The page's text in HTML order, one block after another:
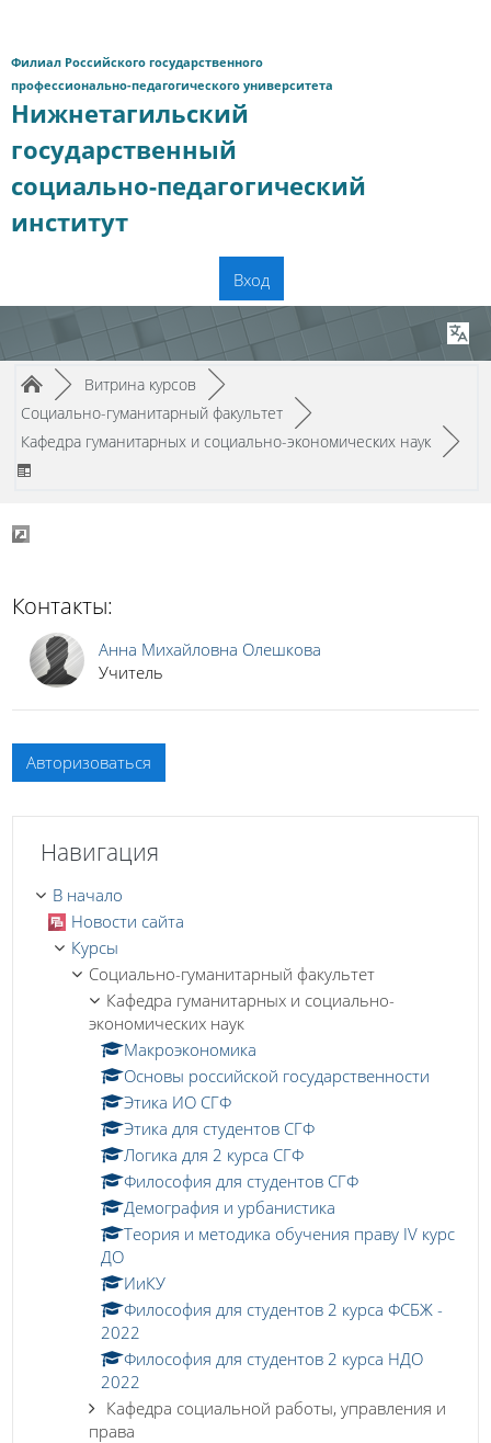
Филиал Российского государственного
профессионально-педагогического университета
Нижнетагильский
государственный
социально-педагогический
институт
Вход
Путь к странице
/► Витрина курсов /►
Социально-гуманитарный факультет
/►
Кафедра гуманитарных и социально-экономических наук
/►
Контакты:
Анна Михайловна Олешкова
Учитель
Авторизоваться
Навигация
В начало
Новости сайта
Курсы
Социально-гуманитарный факультет
Кафедра гуманитарных и социально-
экономических наук
Макроэкономика
Основы российской государственности
Этика ИО СГФ
Этика для студентов СГФ
Логика для 2 курса СГФ
Философия для студентов СГФ
Демография и урбанистика
Теория и методика обучения праву IV курс
ДО
ИиКУ
Философия для студентов 2 курса ФСБЖ -
2022
Философия для студентов 2 курса НДО
2022
Кафедра социальной работы, управления и
права